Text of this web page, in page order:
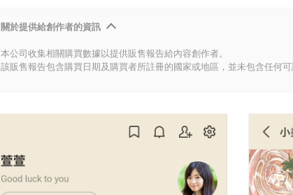
關於提供給創作者的資訊
本公司收集相關購買數據以提供販售報告給內容創作者。
該販售報告包含購買日期及購買者所註冊的國家或地區，並未包含任何可